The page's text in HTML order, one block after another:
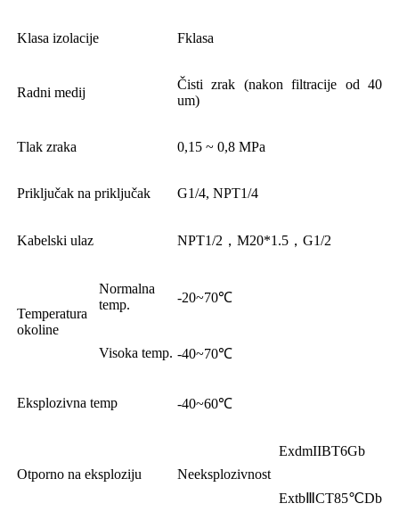
Klasa izolacije Fklasa
Radni medij
Čisti zrak (nakon filtracije od 40
um)
Tlak zraka 0,15 ~ 0,8 MPa
Priključak na priključak G1/4, NPT1/4
Kabelski ulaz NPT1/2，M20*1.5，G1/2
Temperatura
okoline
Normalna
temp.
-20~70℃
Visoka temp. -40~70℃
Eksplozivna temp -40~60℃
Otporno na eksploziju Neeksplozivnost
ExdmIIBT6Gb
ExtbⅢCT85℃Db